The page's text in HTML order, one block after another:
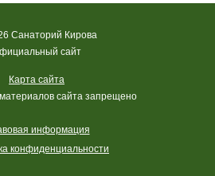
Санаторий Кирова
сайт
Карта сайта
сайта запрещено
информация
конфиденциальности